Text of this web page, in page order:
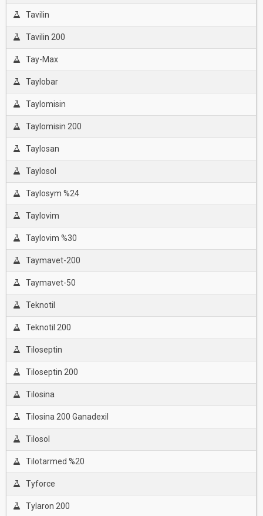
Tavilin
Tavilin 200
Tay-Max
Taylobar
Taylomisin
Taylomisin 200
Taylosan
Taylosol
Taylosym %24
Taylovim
Taylovim %30
Taymavet-200
Taymavet-50
Teknotil
Teknotil 200
Tiloseptin
Tiloseptin 200
Tilosina
Tilosina 200 Ganadexil
Tilosol
Tilotarmed %20
Tyforce
Tylaron 200